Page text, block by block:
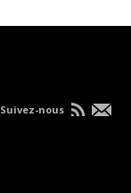
Suivez-nous